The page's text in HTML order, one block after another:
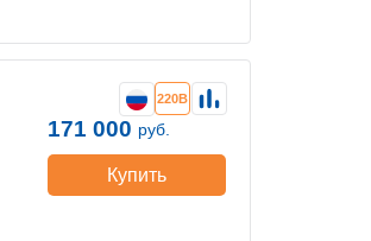
220В
171 000 руб.
Купить